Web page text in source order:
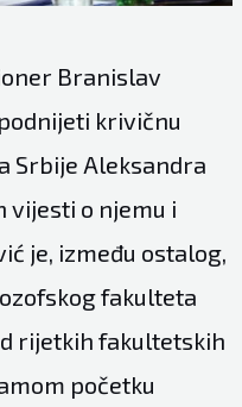
Branislav
krivičnu
Srbije Aleksandra
vijesti o njemu i
je, između ostalog,
fakulteta
rijetkih fakultetskih
početku